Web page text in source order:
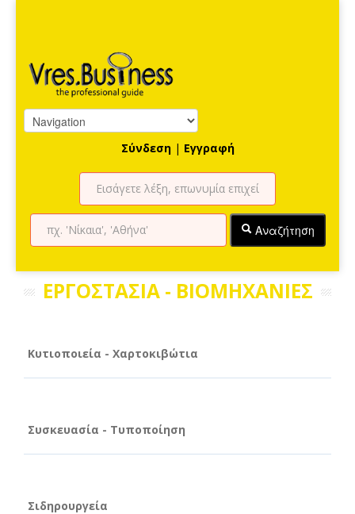
Σύνδεση | Εγγραφή
Αναζήτηση
ΕΡΓΟΣΤΑΣΙΑ - ΒΙΟΜΗΧΑΝΙΕΣ
Κυτιοποιεία - Χαρτοκιβώτια
Συσκευασία - Τυποποίηση
Σιδηρουργεία